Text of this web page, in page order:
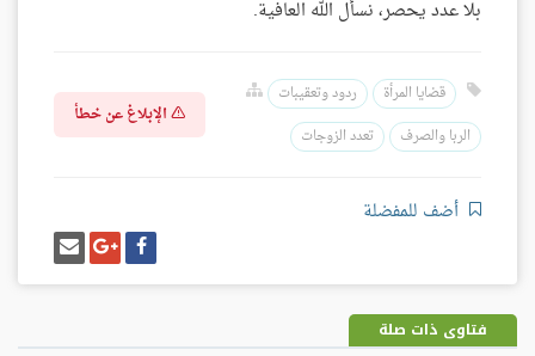
بلا عدد يحصر، نسأل الله العافية.
قضايا المرأة
ردود وتعقيبات
الربا والصرف
تعدد الزوجات
الإبلاغ عن خطأ
أضف للمفضلة
شارك
على
فيسبوك
شارك
على
غوغل
بلس
إرسل
إيميل
فتاوى ذات صلة